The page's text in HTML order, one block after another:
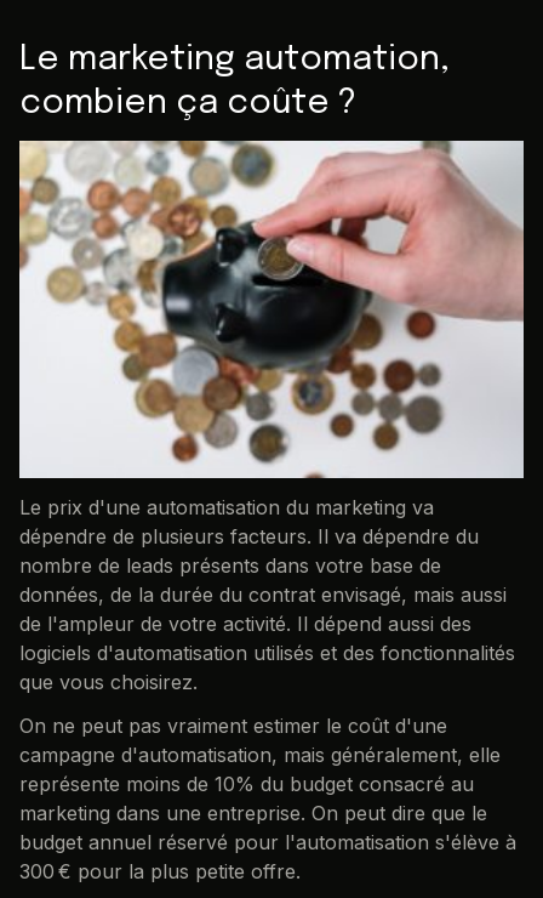
Le marketing automation,
combien ça coûte ?
Le prix d'une automatisation du marketing va
dépendre de plusieurs facteurs. Il va dépendre du
nombre de leads présents dans votre base de
données, de la durée du contrat envisagé, mais aussi
de l'ampleur de votre activité. Il dépend aussi des
logiciels d'automatisation utilisés et des fonctionnalités
que vous choisirez.
On ne peut pas vraiment estimer le coût d'une
campagne d'automatisation, mais généralement, elle
représente moins de 10% du budget consacré au
marketing dans une entreprise. On peut dire que le
budget annuel réservé pour l'automatisation s'élève à
300 € pour la plus petite offre.